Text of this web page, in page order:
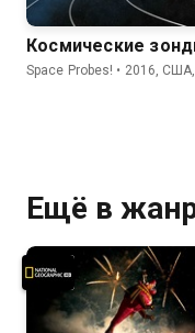
Космические
Space Probes! • 2016, США,
Ещё в